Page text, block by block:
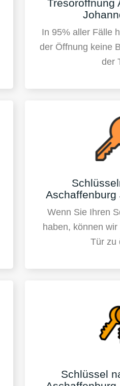
Tresoröffnung
In 95% aller Fälle
der Öffnung keine
der
Aschaffenburg
Wenn Sie Ihren
haben, können
Tür zu
Schlüssel